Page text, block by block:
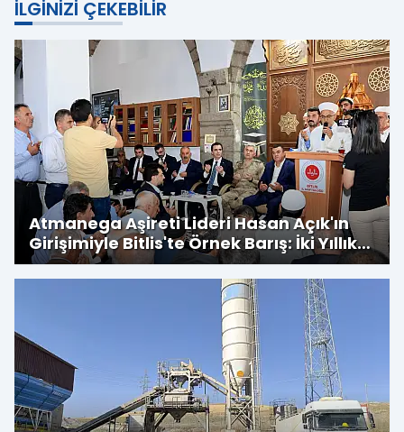
İLGINIZI ÇEKEBILIR
Atmanega Aşireti Lideri Hasan Açık'ın
Girişimiyle Bitlis'te Örnek Barış: İki Yıllık
Husumet Sona Erdi